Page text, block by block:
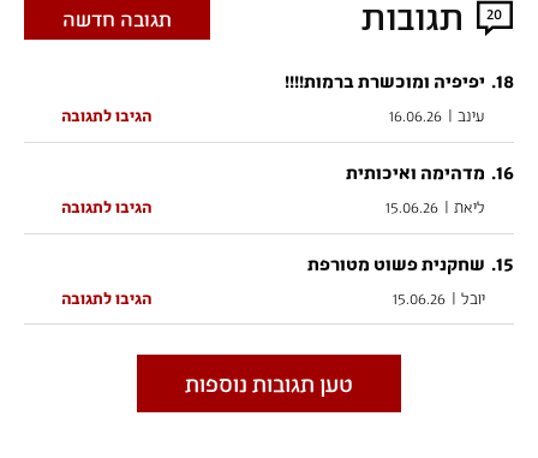
20 תגובות תגובה חדשה
18
. יפיפיה ומוכשרת ברמות!!!!
עינב |
16.06.26 הגיבו לתגובה
16
. מדהימה ואיכותית
ליאת |
15.06.26 הגיבו לתגובה
15
. שחקנית פשוט מטורפת
יובל |
15.06.26 הגיבו לתגובה
טען תגובות נוספות